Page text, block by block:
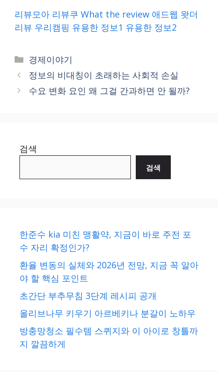
리뷰모아 리뷰쿠 What the review 애드웹 왓더
리뷰 우리캠핑 유용한 정보1 유용한 정보2
Categories
경제이야기
정보의 비대칭이 초래하는 사회적 손실
수요 변화 요인 왜 그걸 간과하면 안 될까?
검색
검색
한준수 kia 미친 맹활약, 지금이 바로 주전 포
수 자리 확정인가?
환율 변동의 실체와 2026년 전망, 지금 꼭 알아
야 할 핵심 포인트
초간단 부추무침 3단계 레시피 공개
올리브나무 키우기 아르베키나 분갈이 노하우
방충망청소 필수템 스퀴지와 이 아이로 창틀까
지 깔끔하게